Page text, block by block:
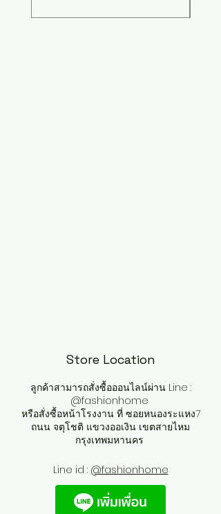
Store Location
ลูกค้าสามารถสั่งซื้อออนไลน์ผ่าน Line :
@fashionhome
หรือสั่งซื้อหน้าโรงงาน ที่ ซอยหนองระแหง7
ถนน จตุโชติ แขวงออเงิน เขตสายไหม
กรุงเทพมหานคร
Line id : @fashionhome